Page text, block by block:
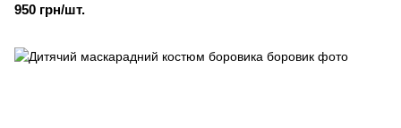
950 грн/шт.